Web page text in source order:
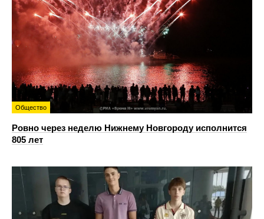
Общество
Ровно через неделю Нижнему Новгороду исполнится
805 лет